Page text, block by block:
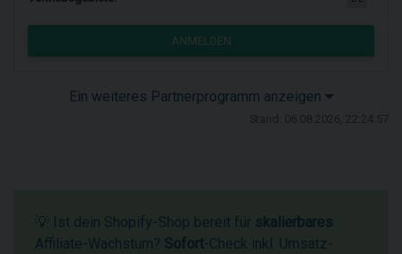
ANMELDEN
Ein weiteres Partnerprogramm anzeigen
💡 Ist dein Shopify-Shop bereit für skalierbares
Affiliate-Wachstum? Sofort-Check inkl. Umsatz-